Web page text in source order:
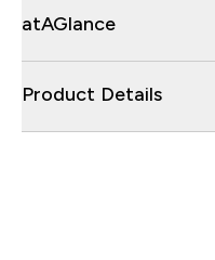
atAGlance
Product Details